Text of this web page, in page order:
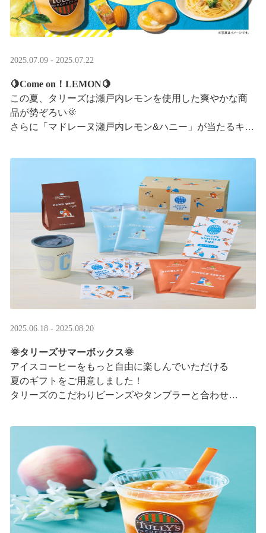
2025.07.09 - 2025.07.22
🍋Come on！LEMON🍋
この夏、タリーズは瀬戸内レモンを使用した爽やかな商
品が勢ぞろい🌞
さらに「マドレーヌ瀬戸内レモン&ハニー」が当たるキャ
2025.06.18 - 2025.08.20
🌞タリーズサマーボックス🌞
アイスコーヒーをもっと自由に楽しんでいただける
夏のギフトをご用意しました！
タリーズのこだわりビーンズやタンブラーと合わせ、